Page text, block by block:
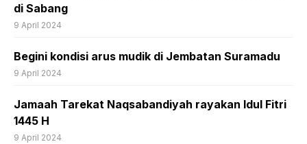
di Sabang
9 April 2024
Begini kondisi arus mudik di Jembatan Suramadu
9 April 2024
Jamaah Tarekat Naqsabandiyah rayakan Idul Fitri
1445 H
9 April 2024